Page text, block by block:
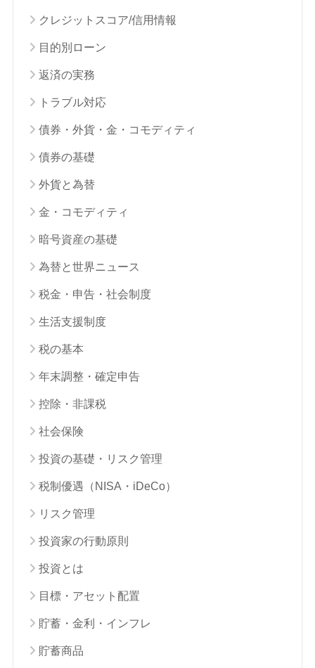
クレジットスコア/信用情報
目的別ローン
返済の実務
トラブル対応
債券・外貨・金・コモディティ
債券の基礎
外貨と為替
金・コモディティ
暗号資産の基礎
為替と世界ニュース
税金・申告・社会制度
生活支援制度
税の基本
年末調整・確定申告
控除・非課税
社会保険
投資の基礎・リスク管理
税制優遇（NISA・iDeCo）
リスク管理
投資家の行動原則
投資とは
目標・アセット配置
貯蓄・金利・インフレ
貯蓄商品